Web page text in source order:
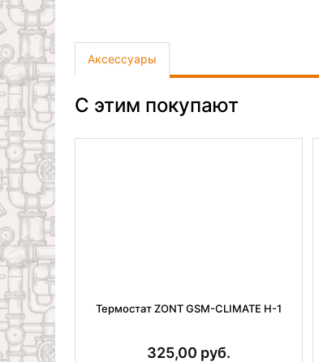
Аксессуары
С этим покупают
Термостат ZONT GSM-CLIMATE H-1
325,00 руб.